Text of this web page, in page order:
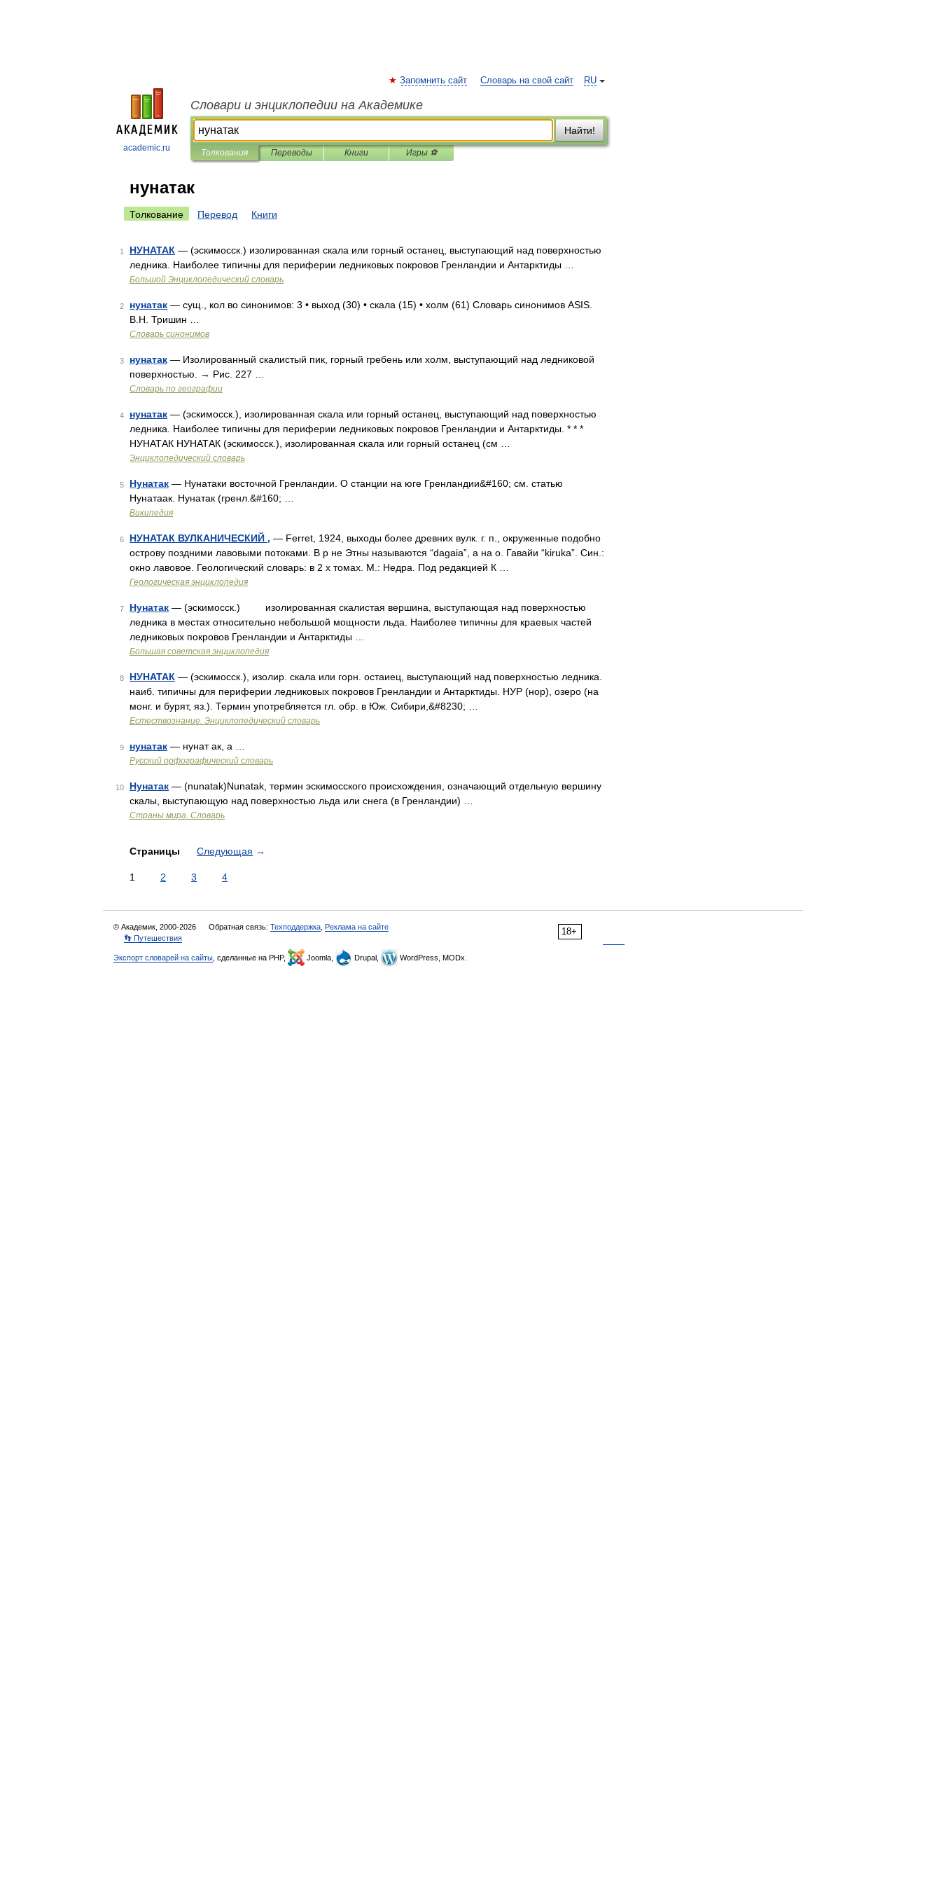
academic.ru
RU
Запомнить сайт Словарь на свой сайт
Словари и энциклопедии на Академике
Найти!
Толкования Переводы Книги Игры ⚽
нунатак
Толкование Перевод Книги
1 НУНАТАК — (эскимосск.) изолированная скала или горный останец, выступающий над поверхностью
ледника. Наиболее типичны для периферии ледниковых покровов Гренландии и Антарктиды …
Большой Энциклопедический словарь
2 нунатак — сущ., кол во синонимов: 3 • выход (30) • скала (15) • холм (61) Словарь синонимов ASIS.
В.Н. Тришин …
Словарь синонимов
3 нунатак — Изолированный скалистый пик, горный гребень или холм, выступающий над ледниковой
поверхностью. → Рис. 227 …
Словарь по географии
4 нунатак — (эскимосск.), изолированная скала или горный останец, выступающий над поверхностью
ледника. Наиболее типичны для периферии ледниковых покровов Гренландии и Антарктиды. * * *
НУНАТАК НУНАТАК (эскимосск.), изолированная скала или горный останец (см …
Энциклопедический словарь
5 Нунатак — Нунатаки восточной Гренландии. О станции на юге Гренландии&#160; см. статью
Нунатаак. Нунатак (гренл.&#160; …
Википедия
6 НУНАТАК ВУЛКАНИЧЕСКИЙ , — Ferret, 1924, выходы более древних вулк. г. п., окруженные подобно
острову поздними лавовыми потоками. В р не Этны называются “dagaia”, а на о. Гавайи “kiruka”. Син.:
окно лавовое. Геологический словарь: в 2 х томах. М.: Недра. Под редакцией К …
Геологическая энциклопедия
7 Нунатак — (эскимосск.) изолированная скалистая вершина, выступающая над поверхностью
ледника в местах относительно небольшой мощности льда. Наиболее типичны для краевых частей
ледниковых покровов Гренландии и Антарктиды …
Большая советская энциклопедия
8 НУНАТАК — (эскимосск.), изолир. скала или горн. остаиец, выступающий над поверхностью ледника.
наиб. типичны для периферии ледниковых покровов Гренландии и Антарктиды. НУР (нор), озеро (на
монг. и бурят, яз.). Термин употребляется гл. обр. в Юж. Сибири,&#8230; …
Естествознание. Энциклопедический словарь
9 нунатак — нунат ак, а …
Русский орфографический словарь
10 Нунатак — (nunatak)Nunatak, термин эскимосского происхождения, означающий отдельную вершину
скалы, выступающую над поверхностью льда или снега (в Гренландии) …
Страны мира. Словарь
Страницы Следующая →
1 2 3 4
18+
© Академик, 2000-2026 Обратная связь: Техподдержка Реклама на сайте
👣 Путешествия
Экспорт словарей на сайты , сделанные на PHP, Joomla, Drupal, WordPress, MODx.